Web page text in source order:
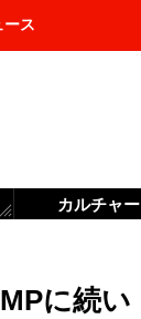
ース
に続い
カルチャー